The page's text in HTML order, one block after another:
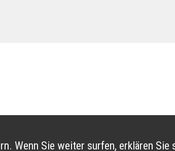
Wenn Sie weiter surfen, erklären